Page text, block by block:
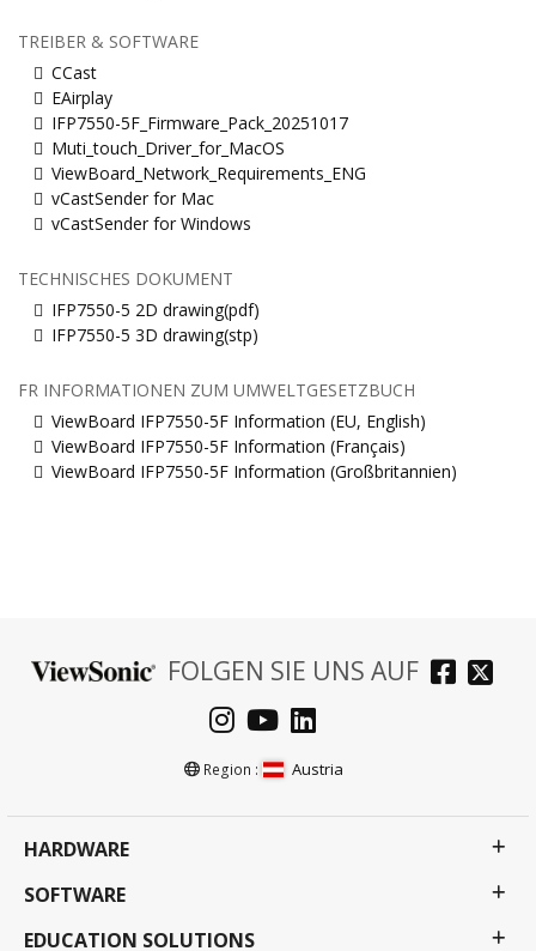
TREIBER & SOFTWARE
CCast
EAirplay
IFP7550-5F_Firmware_Pack_20251017
Muti_touch_Driver_for_MacOS
ViewBoard_Network_Requirements_ENG
vCastSender for Mac
vCastSender for Windows
TECHNISCHES DOKUMENT
IFP7550-5 2D drawing(pdf)
IFP7550-5 3D drawing(stp)
FR INFORMATIONEN ZUM UMWELTGESETZBUCH
ViewBoard IFP7550-5F Information (EU, English)
ViewBoard IFP7550-5F Information (Français)
ViewBoard IFP7550-5F Information (Großbritannien)
FOLGEN SIE UNS AUF
Region : Austria
HARDWARE
SOFTWARE
EDUCATION SOLUTIONS